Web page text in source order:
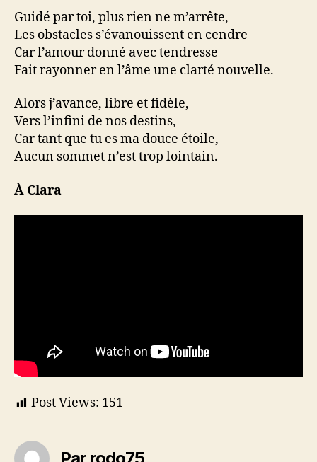
Guidé par toi, plus rien ne m’arrête,
Les obstacles s’évanouissent en cendre
Car l’amour donné avec tendresse
Fait rayonner en l’âme une clarté nouvelle.
Alors j’avance, libre et fidèle,
Vers l’infini de nos destins,
Car tant que tu es ma douce étoile,
Aucun sommet n’est trop lointain.
À Clara
Post Views: 151